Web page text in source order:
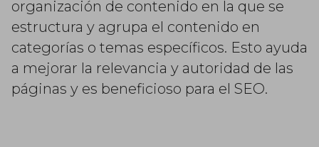
organización de contenido en la que se
estructura y agrupa el contenido en
categorías o temas específicos. Esto ayuda
a mejorar la relevancia y autoridad de las
páginas y es beneficioso para el SEO.